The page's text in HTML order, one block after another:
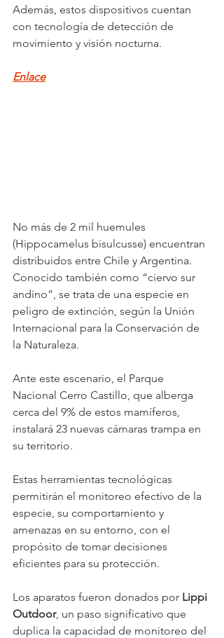
Además, estos dispositivos cuentan
con tecnología de detección de
movimiento y visión nocturna.
Enlace
No más de 2 mil huemules
(Hippocamelus bisulcusse) encuentran
distribuidos entre Chile y Argentina.
Conocido también como “ciervo sur
andino”, se trata de una especie en
peligro de extinción, según la Unión
Internacional para la Conservación de
la Naturaleza.
Ante este escenario, el Parque
Nacional Cerro Castillo, que alberga
cerca del 9% de estos mamíferos,
instalará 23 nuevas cámaras trampa en
su territorio.
Estas herramientas tecnológicas
permitirán el monitoreo efectivo de la
especie, su comportamiento y
amenazas en su entorno, con el
propósito de tomar decisiones
eficientes para su protección.
Los aparatos fueron donados por Lippi
Outdoor, un paso significativo que
duplica la capacidad de monitoreo del